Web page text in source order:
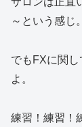
～という感じ。
でもFXに関
よ。
練習！練習！